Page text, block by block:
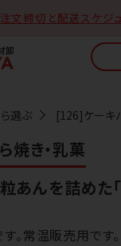
文締切と配送スケジ
選ぶ [126]ケーキ
焼き・乳菓
あんを詰めた
。常温販売用です。
答えします